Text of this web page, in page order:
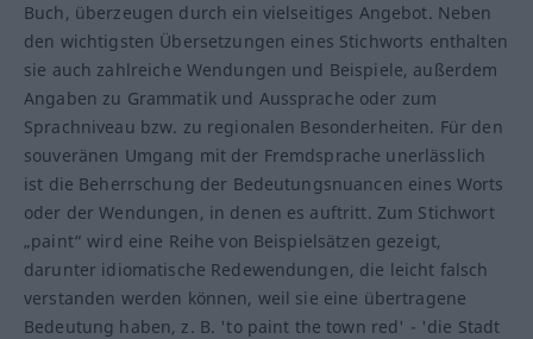
Buch, überzeugen durch ein vielseitiges Angebot. Neben
den wichtigsten Übersetzungen eines Stichworts enthalten
sie auch zahlreiche Wendungen und Beispiele, außerdem
Angaben zu Grammatik und Aussprache oder zum
Sprachniveau bzw. zu regionalen Besonderheiten. Für den
souveränen Umgang mit der Fremdsprache unerlässlich
ist die Beherrschung der Bedeutungsnuancen eines Worts
oder der Wendungen, in denen es auftritt. Zum Stichwort
„paint“ wird eine Reihe von Beispielsätzen gezeigt,
darunter idiomatische Redewendungen, die leicht falsch
verstanden werden können, weil sie eine übertragene
Bedeutung haben, z. B. 'to paint the town red' - 'die Stadt